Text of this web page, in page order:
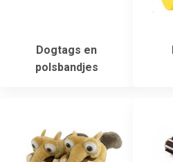
Dogtags en
polsbandjes